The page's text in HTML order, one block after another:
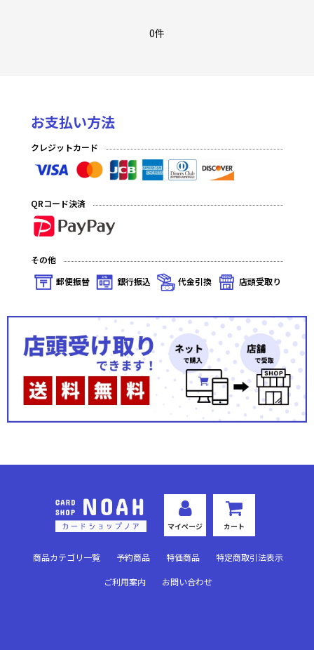
0件
お支払い方法
クレジットカード
QRコード決済
その他
郵便振替
銀行振込 代金引換 店頭受取り
マイページ カート
商品カテゴリ一覧 予約商品 特価商品 特定商取引法表示
ご利用案内 お問い合わせ